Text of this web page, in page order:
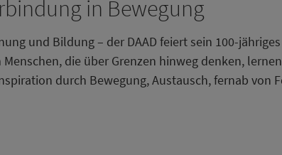
in Bewegung
und Bildung – der DAAD feiert sein 100-
die über Grenzen hinweg denken,
durch Bewegung, Austausch, fernab von